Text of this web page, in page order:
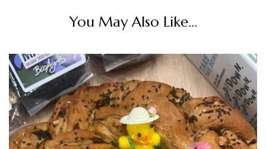
You May Also Like...